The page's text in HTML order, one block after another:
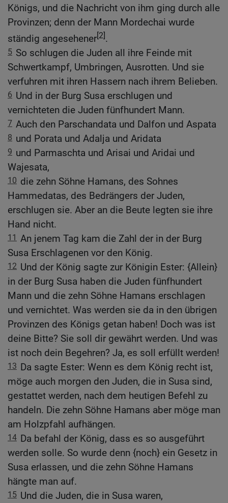
Königs, und die Nachricht von ihm ging durch alle
Provinzen; denn der Mann Mordechai wurde
ständig angesehener[2].
5 So schlugen die Juden all ihre Feinde mit
Schwertkampf, Umbringen, Ausrotten. Und sie
verfuhren mit ihren Hassern nach ihrem Belieben.
6 Und in der Burg Susa erschlugen und
vernichteten die Juden fünfhundert Mann.
7 Auch den Parschandata und Dalfon und Aspata
8 und Porata und Adalja und Aridata
9 und Parmaschta und Arisai und Aridai und
Wajesata,
10 die zehn Söhne Hamans, des Sohnes
Hammedatas, des Bedrängers der Juden,
erschlugen sie. Aber an die Beute legten sie ihre
Hand nicht.
11 An jenem Tag kam die Zahl der in der Burg
Susa Erschlagenen vor den König.
12 Und der König sagte zur Königin Ester: {Allein}
in der Burg Susa haben die Juden fünfhundert
Mann und die zehn Söhne Hamans erschlagen
und vernichtet. Was werden sie da in den übrigen
Provinzen des Königs getan haben! Doch was ist
deine Bitte? Sie soll dir gewährt werden. Und was
ist noch dein Begehren? Ja, es soll erfüllt werden!
13 Da sagte Ester: Wenn es dem König recht ist,
möge auch morgen den Juden, die in Susa sind,
gestattet werden, nach dem heutigen Befehl zu
handeln. Die zehn Söhne Hamans aber möge man
am Holzpfahl aufhängen.
14 Da befahl der König, dass es so ausgeführt
werden solle. So wurde denn {noch} ein Gesetz in
Susa erlassen, und die zehn Söhne Hamans
hängte man auf.
15 Und die Juden, die in Susa waren,